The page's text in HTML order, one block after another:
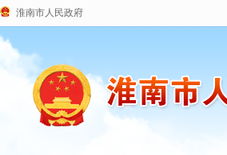
淮南市人民政府